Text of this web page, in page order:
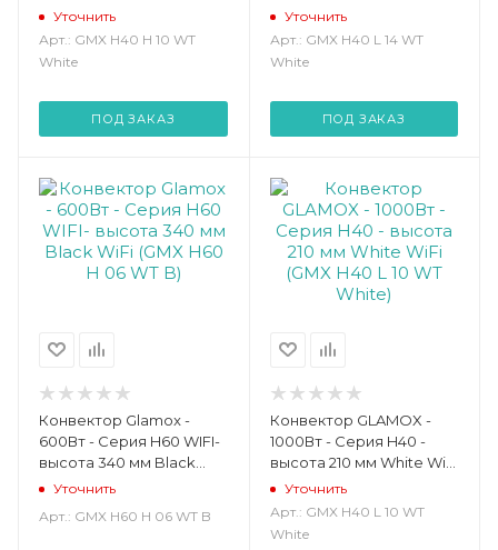
WiFi (GMX H40 H 10 WT
White)
Уточнить
Арт.: GMX H40 H 10 WT
White
ПОД ЗАКАЗ
(GMX H40 L 14 WT White)
Уточнить
Арт.: GMX H40 L 14 WT
White
ПОД ЗАКАЗ
Конвектор Glamox -
600Вт - Серия H60 WIFI-
высота 340 мм Black
WiFi (GMX H60 H 06 WT B)
Уточнить
Арт.: GMX H60 H 06 WT B
Конвектор GLAMOX -
1000Вт - Серия H40 -
высота 210 мм White WiFi
(GMX H40 L 10 WT White)
Уточнить
Арт.: GMX H40 L 10 WT
White